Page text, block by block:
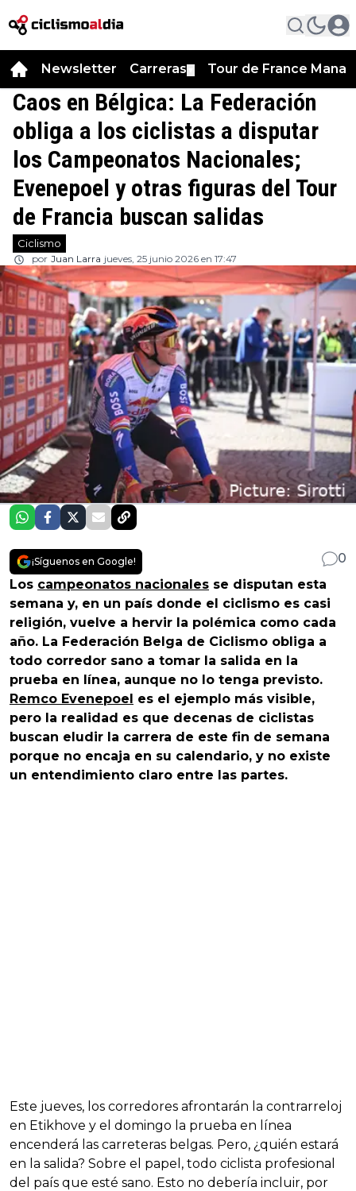
Newsletter Carreras Tour de France
Caos en Bélgica: La Federación
obliga a los ciclistas a disputar
los Campeonatos Nacionales;
Evenepoel y otras figuras del Tour
de Francia buscan salidas
Ciclismo
por Juan Larra jueves, 25 junio 2026 en 17:47
¡Síguenos en Google!
0
Los campeonatos nacionales se disputan esta
semana y, en un país donde el ciclismo es casi
religión, vuelve a hervir la polémica como cada
año. La Federación Belga de Ciclismo obliga a
todo corredor sano a tomar la salida en la
prueba en línea, aunque no lo tenga previsto.
Remco Evenepoel es el ejemplo más visible,
pero la realidad es que decenas de ciclistas
buscan eludir la carrera de este fin de semana
porque no encaja en su calendario, y no existe
un entendimiento claro entre las partes.
Este jueves, los corredores afrontarán la contrarreloj
en Etikhove y el domingo la prueba en línea
encenderá las carreteras belgas. Pero, ¿quién estará
en la salida? Sobre el papel, todo ciclista profesional
del país que esté sano. Esto no debería incluir, por